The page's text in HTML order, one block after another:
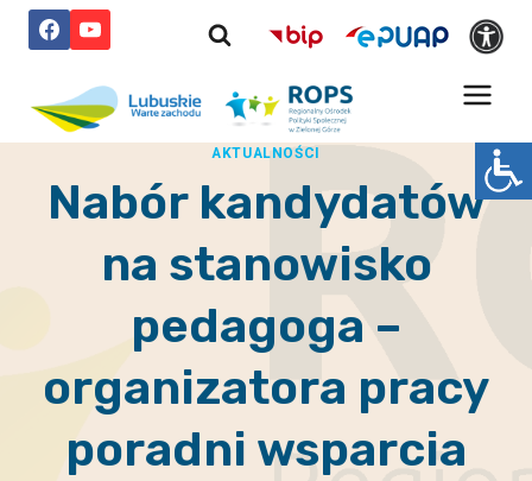
Przejdź
AKTUALNOŚCI
Nabór kandydatów
na stanowisko
pedagoga –
organizatora pracy
poradni wsparcia